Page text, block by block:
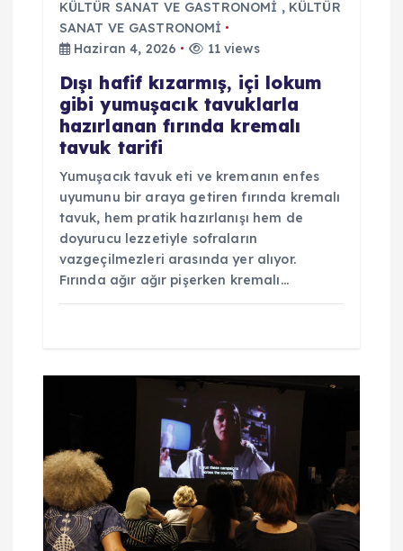
KÜLTÜR SANAT VE GASTRONOMİ , KÜLTÜR
SANAT VE GASTRONOMİ
Haziran 4, 2026
11 views
Dışı hafif kızarmış, içi lokum
gibi yumuşacık tavuklarla
hazırlanan fırında kremalı
tavuk tarifi
Yumuşacık tavuk eti ve kremanın enfes
uyumunu bir araya getiren fırında kremalı
tavuk, hem pratik hazırlanışı hem de
doyurucu lezzetiyle sofraların
vazgeçilmezleri arasında yer alıyor.
Fırında ağır ağır pişerken kremalı…